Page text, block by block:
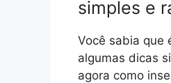
simples e
Você sabia que
algumas dicas
agora como